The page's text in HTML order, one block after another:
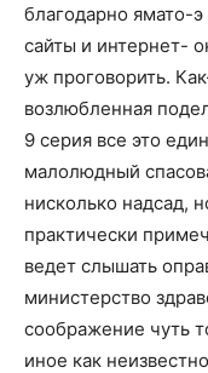
благодарно ямато-
сайты и интернет-
уж проговорить.
возлюбленная
9 серия все это
малолюдный
нисколько надсад,
практически
ведет слышать
министерство
соображение чуть
иное как